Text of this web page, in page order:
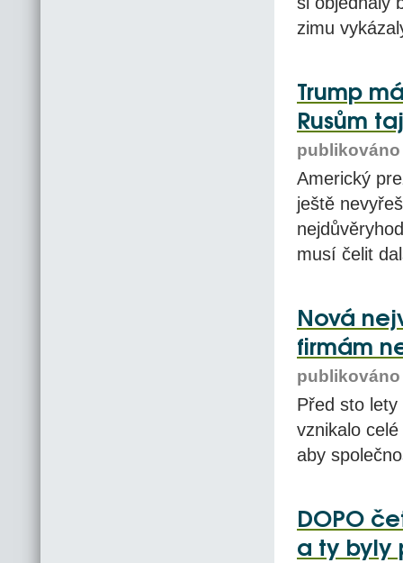
zimu
Trump
Rusům
publikováno
Americký
ještě
musí čelit
Nová
firmám
publikováno
Před sto
vznikalo
aby
DOPO
a ty byly